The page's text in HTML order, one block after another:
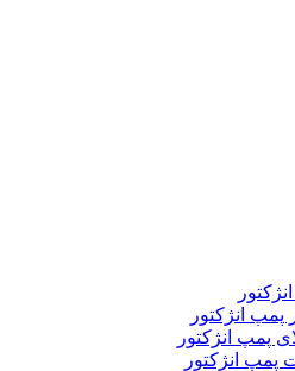
پمپ انژکتور
پمپ انژکتور
پمپ انژکتور